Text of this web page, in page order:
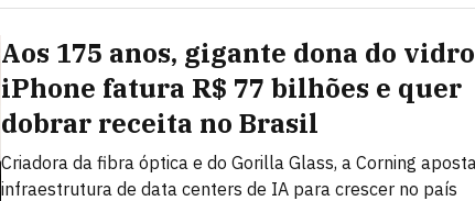
Aos 175 anos, gigante dona do
iPhone fatura R$ 77 bilhões e quer
dobrar receita no Brasil
Criadora da fibra óptica e do Gorilla Glass, a Corning
infraestrutura de data centers de IA para crescer no país